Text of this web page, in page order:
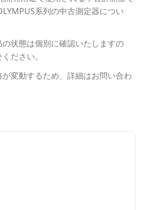
系列の中古測定器につい
状態は個別に確認いたしますの
ださい。
変動するため、詳細はお問い合わ